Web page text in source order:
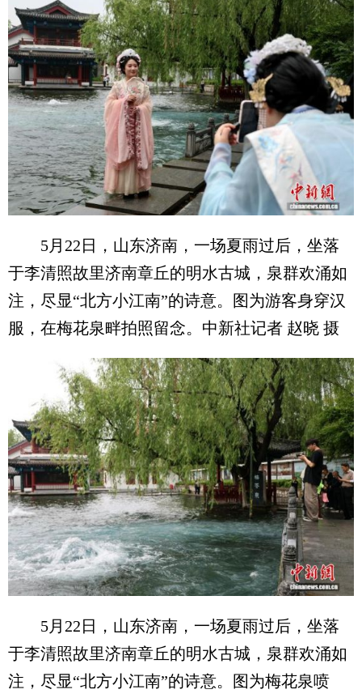
5月22日，山东济南，一场夏雨过后，坐落
于李清照故里济南章丘的明水古城，泉群欢涌如
注，尽显“北方小江南”的诗意。图为游客身穿汉
服，在梅花泉畔拍照留念。中新社记者 赵晓 摄
5月22日，山东济南，一场夏雨过后，坐落
于李清照故里济南章丘的明水古城，泉群欢涌如
注，尽显“北方小江南”的诗意。图为梅花泉喷